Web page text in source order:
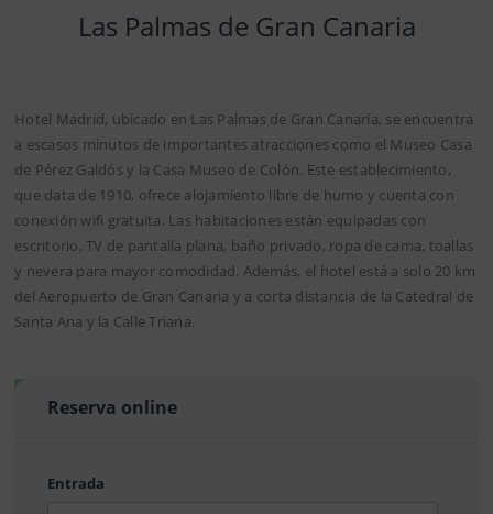
Las Palmas de Gran Canaria
Hotel Madrid, ubicado en Las Palmas de Gran Canaria, se encuentra
a escasos minutos de importantes atracciones como el Museo Casa
de Pérez Galdós y la Casa Museo de Colón. Este establecimiento,
que data de 1910, ofrece alojamiento libre de humo y cuenta con
conexión wifi gratuita. Las habitaciones están equipadas con
escritorio, TV de pantalla plana, baño privado, ropa de cama, toallas
y nevera para mayor comodidad. Además, el hotel está a solo 20 km
del Aeropuerto de Gran Canaria y a corta distancia de la Catedral de
Santa Ana y la Calle Triana.
Reserva online
Entrada